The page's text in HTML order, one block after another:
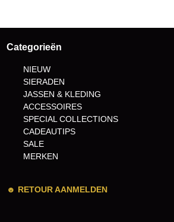
Categorieën
NIEUW
SIERADEN
JASSEN & KLEDING
ACCESSOIRES
SPECIAL COLLECTIONS
CADEAUTIPS
SALE
MERKEN
☻ RETOUR AANMELDEN